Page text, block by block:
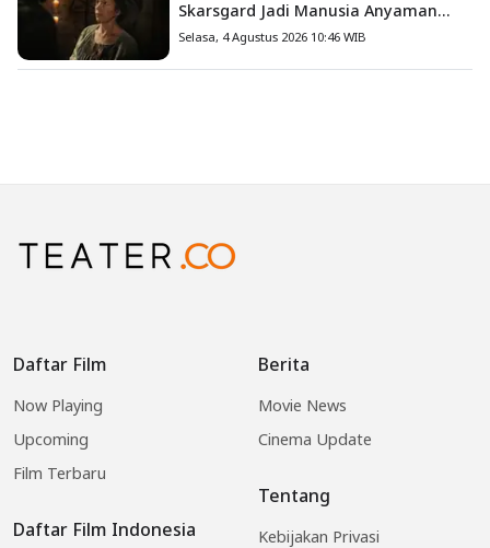
Skarsgard Jadi Manusia Anyaman
Jerami dalam Romansa Paling
Selasa, 4 Agustus 2026 10:46 WIB
Daftar Film
Now Playing
Upcoming
Film Terbaru
Daftar Film Indonesia
Berita
Movie News
Cinema Update
Tentang
Kebijakan Privasi